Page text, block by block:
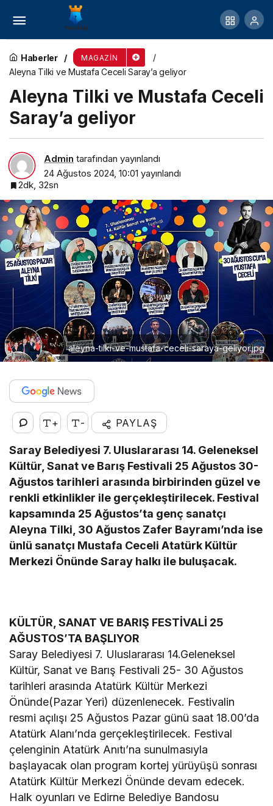
Haberler MAGAZIN
Aleyna Tilki ve Mustafa Ceceli Saray’a geliyor
Aleyna Tilki ve Mustafa Ceceli
Saray’a geliyor
Admin tarafından yayınlandı
24 Ağustos 2024, 10:01 yayınlandı
2dk, 32sn
aleyna-tilki-ve-mustafa-ceceli-saraya-geliyor.jpg
+ - PAYLAŞ
Saray Belediyesi 7. Uluslararası 14. Geleneksel
Kültür, Sanat ve Barış Festivali 25 Ağustos 30-
Ağustos tarihleri arasında birbirinden güzel ve
renkli etkinlikler ile gerçekleştirilecek. Festival
kapsamında 25 Ağustos’ta genç sanatçı
Aleyna Tilki, 30 Ağustos Zafer Bayramı’nda ise
ünlü sanatçı Mustafa Ceceli Atatürk Kültür
Merkezi Önünde Saray halkı ile buluşacak.
KÜLTÜR, SANAT VE BARIŞ FESTİVALİ 25
AĞUSTOS’TA BAŞLIYOR
Saray Belediyesi 7. Uluslararası 14.Geleneksel
Kültür, Sanat ve Barış Festivali 25- 30 Ağustos
tarihleri arasında Atatürk Kültür Merkezi
Önünde(Pazar Yeri) düzenlenecek. Festivalin
resmi açılışı 25 Ağustos Pazar günü saat 18.00’da
Atatürk Alanı’nda gerçekleştirilecek. Festival
çelenginin Atatürk Anıtı’na sunulmasıyla
başlayacak olan program kortej yürüyüşü sonrası
Atatürk Kültür Merkezi Önünde devam edecek.
Halk oyunları ve Edirne Belediye Bandosu
Ferman Toprak Bombaladı: ‘Sanat Dünyasından
Dost Aramayın’